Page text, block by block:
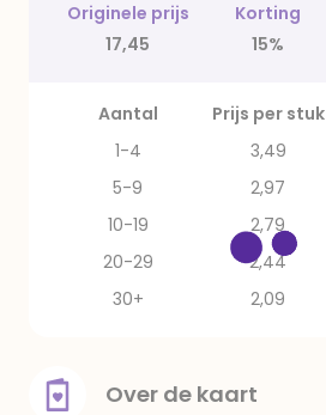
Originele prijs Korting
17,45
15%
Aantal Prijs per stuk
1-4
3,49
5-9
2,97
10-19
2,79
20-29
2,44
30+
2,09
Over de kaart